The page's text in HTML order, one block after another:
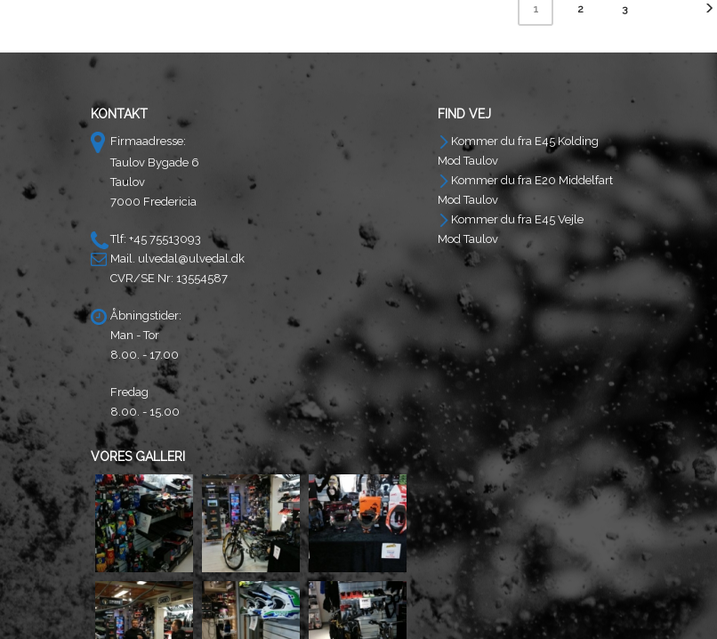
1 2 3
KONTAKT
Firmaadresse:
Taulov Bygade 6
Taulov
7000 Fredericia
Tlf: +45 75513093
Mail. ulvedal@ulvedal.dk
CVR/SE Nr: 13554587
Åbningstider:
Man - Tor
8.00. - 17.00
Fredag
8.00. - 15.00
FIND VEJ
Kommer du fra E45 Kolding
Mod Taulov
Kommer du fra E20 Middelfart
Mod Taulov
Kommer du fra E45 Vejle
Mod Taulov
VORES GALLERI